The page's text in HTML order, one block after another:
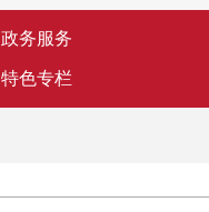
政务服务
特色专栏